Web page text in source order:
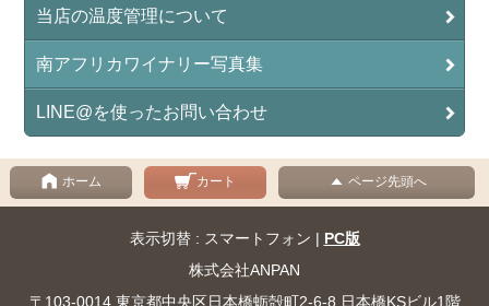
当店の温度管理について
南アフリカワイナリー写真集
LINE@を使ったお問い合わせ
ホーム カート ページ先頭へ
表示切替 : スマートフォン | PC版
株式会社ANPAN
〒103-0014 東京都中央区日本橋蛎殻町2-6-8 日本橋KSビル1階